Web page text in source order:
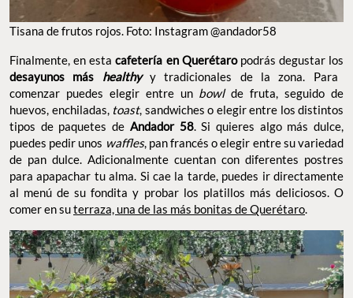
Tisana de frutos rojos. Foto: Instagram @andador58
Finalmente, en estacafetería en Querétaro podrás degustar los
desayunos más healthyy tradicionales de la zona. Para
comenzar puedes elegir entre unbowlde fruta, seguido de
huevos, enchiladas, toast, sandwiches o elegir entre los distintos
tipos de paquetes de Andador 58. Si quieres algo más dulce,
puedes pedir unos waffles, pan francés o elegir entre su variedad
de pan dulce. Adicionalmente cuentan con diferentes postres
para apapachar tu alma. Si cae la tarde, puedes ir directamente
al menú de su fondita y probar los platillos más deliciosos. O
comer en suterraza, una de las más bonitas de Querétaro.